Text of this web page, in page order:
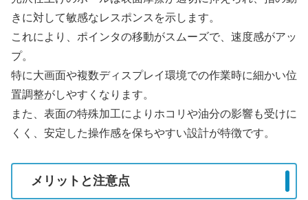
きに対して敏感なレスポンスを示します。
これにより、ポインタの移動がスムーズで、速度感がアッ
プ。
特に大画面や複数ディスプレイ環境での作業時に細かい位
置調整がしやすくなります。
また、表面の特殊加工によりホコリや油分の影響も受けに
くく、安定した操作感を保ちやすい設計が特徴です。
メリットと注意点